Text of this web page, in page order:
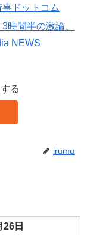
ドットコム
時間半の激論、
NEWS
る
irumu
26日